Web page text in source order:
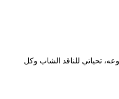
تحياتي للناقد الشاب وكل